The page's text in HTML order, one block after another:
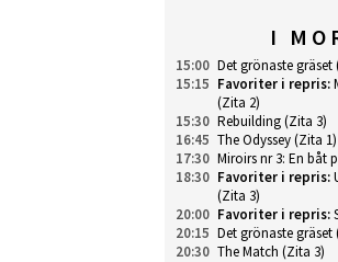
I
15:00 Det grönaste gräset
15:15 Favoriter i repris:
(Zita 2)
15:30 Rebuilding(Zita 3)
16:45 The Odyssey(Zita 1)
17:30 Miroirs nr 3: En båt
18:30 Favoriter i repris:
(Zita 3)
20:00 Favoriter i repris:
20:15 Det grönaste gräset
20:30 The Match (Zita 3)